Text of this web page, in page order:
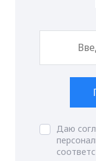
Даю